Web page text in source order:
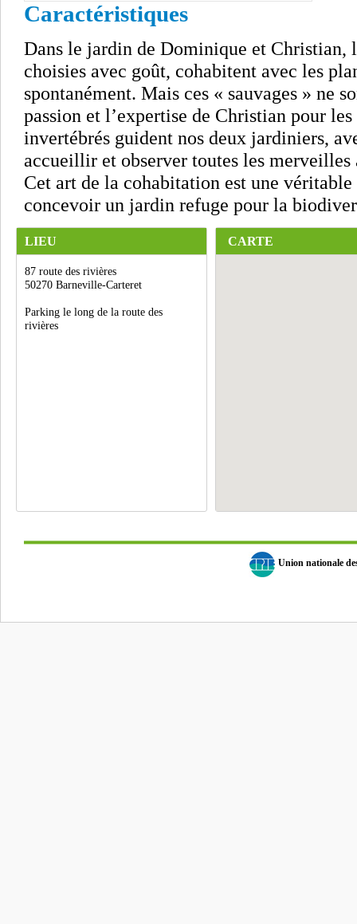
Caractéristiques
Dans le jardin de Dominique et Christian,
choisies avec goût, cohabitent avec les
spontanément. Mais ces « sauvages » ne
passion et l’expertise de Christian pour
invertébrés guident nos deux jardiniers,
accueillir et observer toutes les merveilles
Cet art de la cohabitation est une
concevoir un jardin refuge pour la
LIEU
87 route des rivières
50270 Barneville-Carteret
Parking le long de la route des
rivières
CARTE
Union nationale